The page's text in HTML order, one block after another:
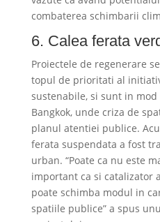
combaterea schimbarii
6. Calea ferata
Proiectele de regenerare
topul de prioritati al
sustenabile, si sunt in
Bangkok, unde criza de
planul atentiei publice.
ferata suspendata a fost
urban. “Poate ca nu este
important ca si catalizator
poate schimba modul in
spatiile publice” a spus